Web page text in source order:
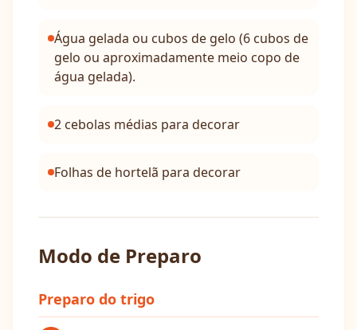
Água gelada ou cubos de gelo (6 cubos de
gelo ou aproximadamente meio copo de
água gelada).
2 cebolas médias para decorar
Folhas de hortelã para decorar
Modo de Preparo
Preparo do trigo